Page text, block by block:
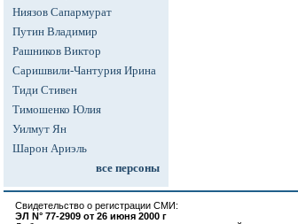
Ниязов Сапармурат
Путин Владимир
Рашников Виктор
Саришвили-Чантурия Ирина
Тиди Стивен
Тимошенко Юлия
Уилмут Ян
Шарон Ариэль
все персоны
Свидетельство о регистрации СМИ:
ЭЛ N° 77-2909 от 26 июня 2000 г